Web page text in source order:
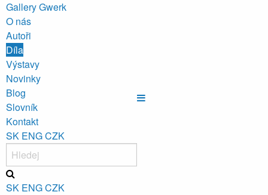
Gallery Gwerk
O nás
Autoři
Díla
Výstavy
Novinky
Blog
Slovník
Kontakt
SK ENGCZK
SK ENGCZK